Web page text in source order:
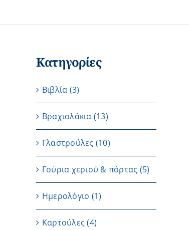
Κατηγορίες
Βιβλία (3)
Βραχιολάκια (13)
Γλαστρούλες (10)
Γούρια χεριού & πόρτας (5)
Ημερολόγιο (1)
Καρτούλες (4)